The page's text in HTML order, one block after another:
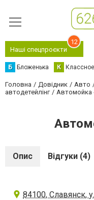
Наші спецпроєкти
12
Б Бложенька К
Головна Довідник Авто
автодетейлінг
Автомойка
Опис Відгуки (4)
84100, Славянск,